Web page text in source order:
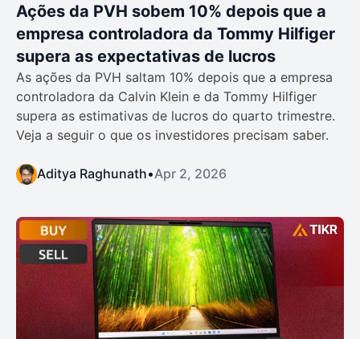
Ações da PVH sobem 10% depois que a
empresa controladora da Tommy Hilfiger
supera as expectativas de lucros
As ações da PVH saltam 10% depois que a empresa
controladora da Calvin Klein e da Tommy Hilfiger
supera as estimativas de lucros do quarto trimestre.
Veja a seguir o que os investidores precisam saber.
Aditya Raghunath•Apr 2, 2026